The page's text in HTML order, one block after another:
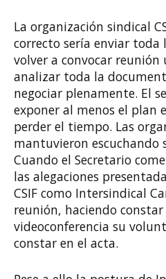
La organización sindical
correcto sería enviar toda
volver a convocar reunión
analizar toda la
negociar plenamente. El
exponer al menos el plan
perder el tiempo. Las
mantuvieron escuchando
Cuando el Secretario
las alegaciones
CSIF como Intersindical
reunión, haciendo
videoconferencia su
constar en el acta.